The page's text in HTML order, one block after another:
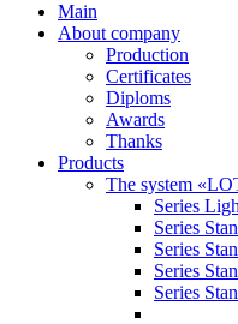
Main
About company
Production
Certificates
Diploms
Awards
Thanks
Products
The system
Series
Series
Series
Series
Series